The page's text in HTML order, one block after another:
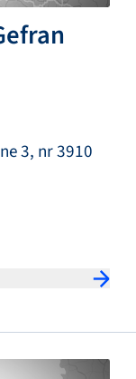
3, nr 3910